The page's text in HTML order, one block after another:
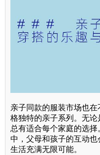
亲子同款的服装市场也
格独特的亲子系列。无论
总有适合每个家庭的选
中，父母和孩子的互动
生活充满无限可能。